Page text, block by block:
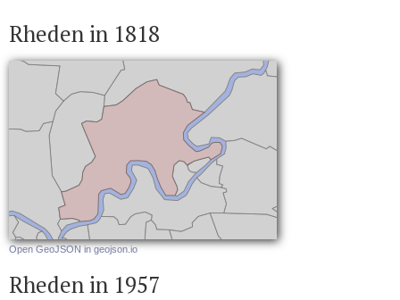
Rheden in 1818
Open GeoJSON in geojson.io
Rheden in 1957